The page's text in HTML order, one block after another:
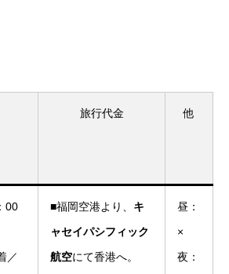
旅行代金 他
00
／
■福岡空港より、 キ
ャセイパシフィック
航空にて香港へ。
昼：
×
夜：